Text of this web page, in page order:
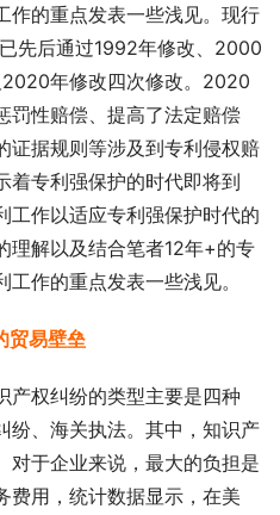
作的重点发表一些浅见。现行
先后通过1992年修改、2000
年修改四次修改。2020
罚性赔偿、提高了法定赔偿
证据规则等涉及到专利侵权赔
着专利强保护的时代即将到
工作以适应专利强保护时代的
理解以及结合笔者12年+的专
作的重点发表一些浅见。
贸易壁垒
产权纠纷的类型主要是四种
、海关执法。其中，知识产
对于企业来说，最大的负担是
费用，统计数据显示，在美